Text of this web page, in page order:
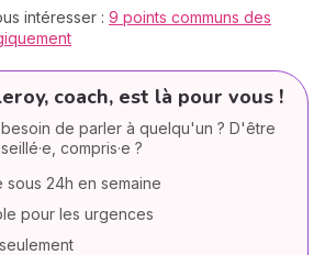
intéresser : 9 points communs des
coach, est là pour vous !
de parler à quelqu'un ? D'être
compris·e ?
sous 24h en semaine
pour les urgences